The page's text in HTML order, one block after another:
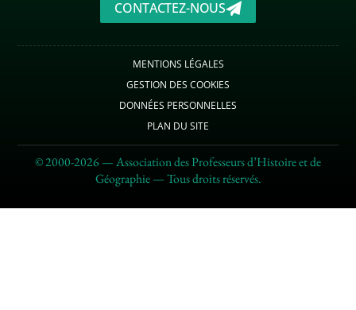
CONTACTEZ-NOUS
MENTIONS LÉGALES
GESTION DES COOKIES
DONNÉES PERSONNELLES
PLAN DU SITE
© 2000-2026 — Association des Professeurs d’Histoire et de
Géographie — Tous droits réservés.